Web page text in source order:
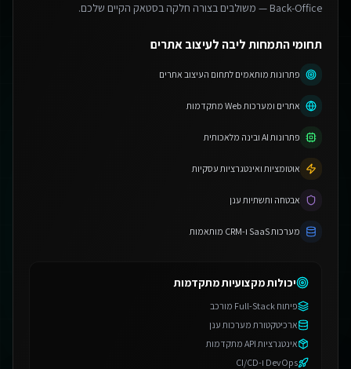
Back-Office — משולבים בצורה חלקה בסטאק הקיים שלכם.
תחומי התמחות ליבה לעיצוב אתרים
פתרונות מותאמים לתחום העיצוב אתרים
אתרים ומערכות Web מתקדמות
פתרונות AI ובינה מלאכותית
אוטומציות ואינטגרציות עסקיות
אבטחה ותשתיות ענן
מערכות SaaS ו-CRM מותאמות
יכולות מקצועיות מתקדמות
פיתוח Full-Stack מורכב
ארכיטקטורת מערכות ענן
אינטגרציות API מתקדמות
DevOps ו-CI/CD